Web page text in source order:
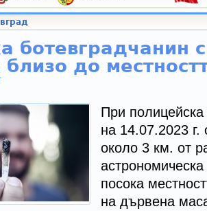
ботевградчанин
близо до
При
на 14.07.2023 г.
около 3 км. от
посока
на дървена